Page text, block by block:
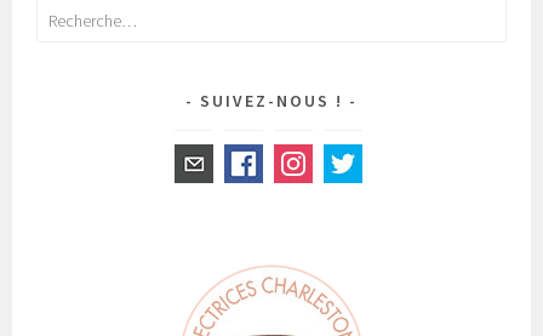
Rechercher :
SUIVEZ-NOUS !